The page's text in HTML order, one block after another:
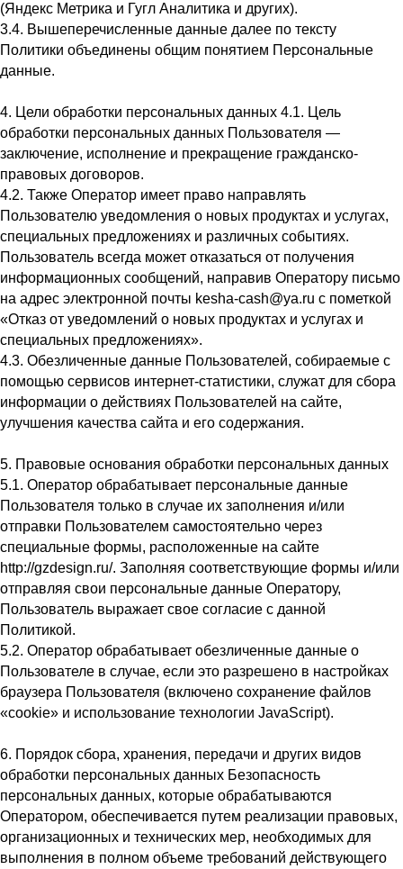
(Яндекс Метрика и Гугл Аналитика и других).
3.4. Вышеперечисленные данные далее по тексту
Политики объединены общим понятием Персональные
данные.
4. Цели обработки персональных данных 4.1. Цель
обработки персональных данных Пользователя —
заключение, исполнение и прекращение гражданско-
правовых договоров.
4.2. Также Оператор имеет право направлять
Пользователю уведомления о новых продуктах и услугах,
специальных предложениях и различных событиях.
Пользователь всегда может отказаться от получения
информационных сообщений, направив Оператору письмо
на адрес электронной почты kesha-cash@ya.ru с пометкой
«Отказ от уведомлений о новых продуктах и услугах и
специальных предложениях».
4.3. Обезличенные данные Пользователей, собираемые с
помощью сервисов интернет-статистики, служат для сбора
информации о действиях Пользователей на сайте,
улучшения качества сайта и его содержания.
5. Правовые основания обработки персональных данных
5.1. Оператор обрабатывает персональные данные
Пользователя только в случае их заполнения и/или
отправки Пользователем самостоятельно через
специальные формы, расположенные на сайте
http://gzdesign.ru/. Заполняя соответствующие формы и/или
отправляя свои персональные данные Оператору,
Пользователь выражает свое согласие с данной
Политикой.
5.2. Оператор обрабатывает обезличенные данные о
Пользователе в случае, если это разрешено в настройках
браузера Пользователя (включено сохранение файлов
«cookie» и использование технологии JavaScript).
6. Порядок сбора, хранения, передачи и других видов
обработки персональных данных Безопасность
персональных данных, которые обрабатываются
Оператором, обеспечивается путем реализации правовых,
организационных и технических мер, необходимых для
выполнения в полном объеме требований действующего